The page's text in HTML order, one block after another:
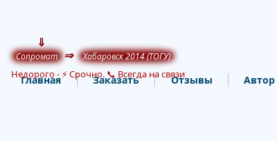
Главная Заказать Отзывы Автор
⇓
Сопромат ⇒ Хабаровск 2014 (ТОГУ)
Недорого- ⚡ Срочно. 📞 Всегда на связи